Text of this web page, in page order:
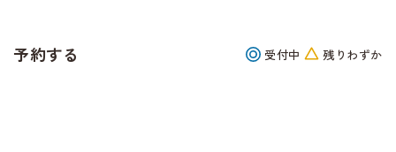
予約する 受付中 残りわずか